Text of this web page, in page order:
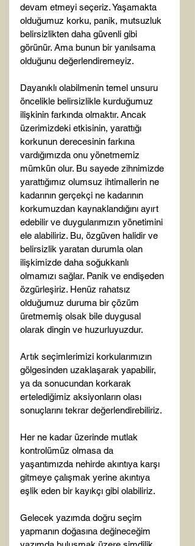
devam etmeyi seçeriz. Yaşamakta
olduğumuz korku, panik, mutsuzluk
belirsizlikten daha güvenli gibi
görünür. Ama bunun bir yanılsama
olduğunu değerlendiremeyiz.
Dayanıklı olabilmenin temel unsuru
öncelikle belirsizlikle kurduğumuz
ilişkinin farkında olmaktır. Ancak
üzerimizdeki etkisinin, yarattığı
korkunun derecesinin farkına
vardığımızda onu yönetmemiz
mümkün olur. Bu sayede zihnimizde
yarattığımız olumsuz ihtimallerin ne
kadarının gerçekçi ne kadarının
korkumuzdan kaynaklandığını ayırt
edebilir ve duygularımızın yönetimini
ele alabiliriz. Bu, özgüven halidir ve
belirsizlik yaratan durumla olan
ilişkimizde daha soğukkanlı
olmamızı sağlar. Panik ve endişeden
özgürleşiriz. Henüz rahatsız
olduğumuz duruma bir çözüm
üretmemiş olsak bile duygusal
olarak dingin ve huzurluyuzdur.
Artık seçimlerimizi korkularımızın
gölgesinden uzaklaşarak yapabilir,
ya da sonucundan korkarak
ertelediğimiz aksiyonların olası
sonuçlarını tekrar değerlendirebiliriz.
Her ne kadar üzerinde mutlak
kontrolümüz olmasa da
yaşantımızda nehirde akıntıya karşı
gitmeye çalışmak yerine akıntıya
eşlik eden bir kayıkçı gibi olabiliriz.
Gelecek yazımda doğru seçim
yapmanın doğasına değineceğim